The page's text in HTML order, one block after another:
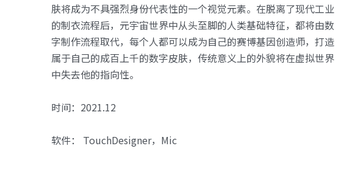
肤将成为不具强烈身份代表性的一个视觉元素。在脱离了现代工业
的制衣流程后，元宇宙世界中从头至脚的人类基础特征，都将由数
字制作流程取代，每个人都可以成为自己的赛博基因创造师，打造
属于自己的成百上千的数字皮肤，传统意义上的外貌将在虚拟世界
中失去他的指向性。
时间：2021.12
软件： TouchDesigner，Mic